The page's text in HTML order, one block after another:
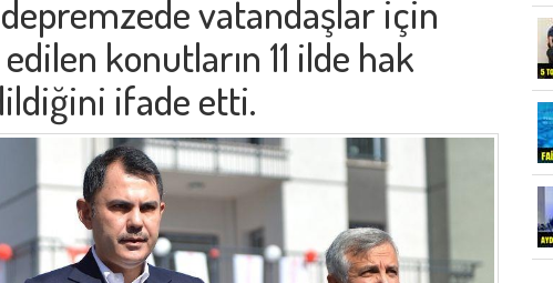
vatandaşlar için
konutların 11 ilde hak
ifade etti.